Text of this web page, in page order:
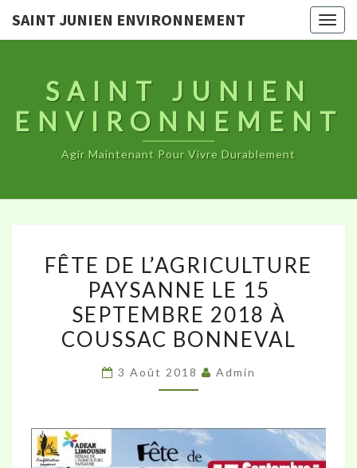
SAINT JUNIEN ENVIRONNEMENT
SAINT JUNIEN
ENVIRONNEMENT
Agir Maintenant Pour Vivre Durablement
DE
L’AGRICULTURE
PAYSANNE
LE
SEPTEMBRE
COUSSAC
BONNEVAL
FÊTE DE L’AGRICULTURE
PAYSANNE LE 15
SEPTEMBRE 2018 À
COUSSAC BONNEVAL
3 Août 2018 Admin